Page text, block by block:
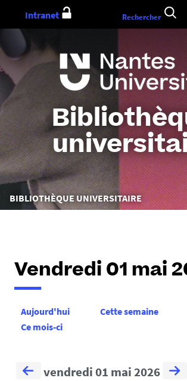
au
Vous
êtes
BIBLIOTHÈQUE UNIVERSITAIRE
Intranet Rechercher
Vendredi 01 mai
Aujourd'hui
Cette semaine
Ce mois-ci
vendredi 01 mai 2026